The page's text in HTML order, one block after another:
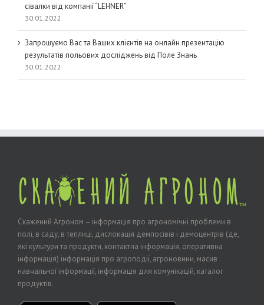
сівалки від компанії “LEHNER”
30.01.2022
Запрошуємо Вас та Ваших клієнтів на онлайн презентацію
результатів польових досліджень від Поле Знань
30.01.2022
Скажений Агроном – інформація про агрономічні проблеми в
полі, в саду, в теплиці, дислокація демпосівів і демоцентрів (де,
які культури та продукти, контактна інформація, оперативна
інформація) інформація про агроподії, агроновини, масив
навчальної інформації, інформація для комунікацій, каталог
продуктів.